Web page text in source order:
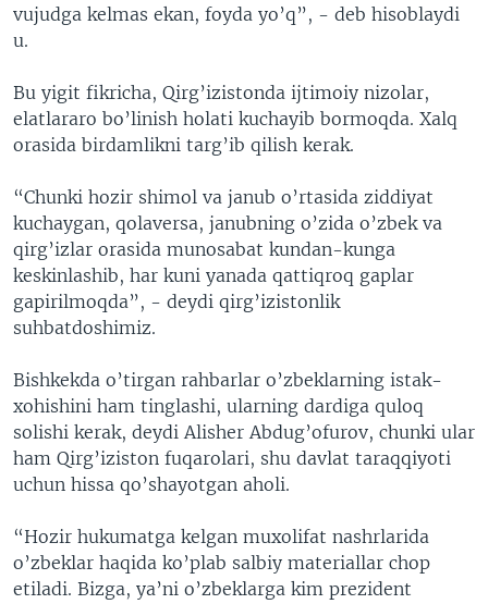
vujudga kelmas ekan, foyda yo’q”, - deb hisoblaydi
u.
Bu yigit fikricha, Qirg’izistonda ijtimoiy nizolar,
elatlararo bo’linish holati kuchayib bormoqda. Xalq
orasida birdamlikni targ’ib qilish kerak.
“Chunki hozir shimol va janub o’rtasida ziddiyat
kuchaygan, qolaversa, janubning o’zida o’zbek va
qirg’izlar orasida munosabat kundan-kunga
keskinlashib, har kuni yanada qattiqroq gaplar
gapirilmoqda”, - deydi qirg’izistonlik
suhbatdoshimiz.
Bishkekda o’tirgan rahbarlar o’zbeklarning istak-
xohishini ham tinglashi, ularning dardiga quloq
solishi kerak, deydi Alisher Abdug’ofurov, chunki ular
ham Qirg’iziston fuqarolari, shu davlat taraqqiyoti
uchun hissa qo’shayotgan aholi.
“Hozir hukumatga kelgan muxolifat nashrlarida
o’zbeklar haqida ko’plab salbiy materiallar chop
etiladi. Bizga, ya’ni o’zbeklarga kim prezident